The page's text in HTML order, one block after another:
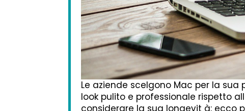
Le aziende scelgono Mac per la
look pulito e professionale rispetto